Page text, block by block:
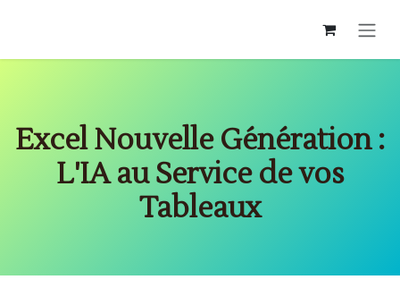
Excel Nouvelle Génération :
L'IA au Service de vos
Tableaux